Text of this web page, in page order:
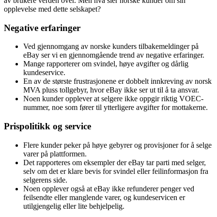
opplevelse med dette selskapet?
Negative erfaringer
Ved gjennomgang av norske kunders tilbakemeldinger på
eBay ser vi en gjennomgående trend av negative erfaringer.
Mange rapporterer om svindel, høye avgifter og dårlig
kundeservice.
En av de største frustrasjonene er dobbelt innkreving av norsk
MVA pluss tollgebyr, hvor eBay ikke ser ut til å ta ansvar.
Noen kunder opplever at selgere ikke oppgir riktig VOEC-
nummer, noe som fører til ytterligere avgifter for mottakerne.
Prispolitikk og service
Flere kunder peker på høye gebyrer og provisjoner for å selge
varer på plattformen.
Det rapporteres om eksempler der eBay tar parti med selger,
selv om det er klare bevis for svindel eller feilinformasjon fra
selgerens side.
Noen opplever også at eBay ikke refunderer penger ved
feilsendte eller manglende varer, og kundeservicen er
utilgjengelig eller lite behjelpelig.